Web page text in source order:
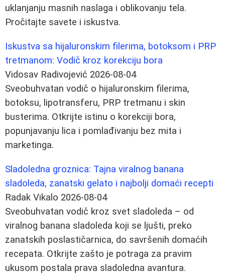
uklanjanju masnih naslaga i oblikovanju tela.
Pročitajte savete i iskustva.
Iskustva sa hijaluronskim filerima, botoksom i PRP
tretmanom: Vodič kroz korekciju bora
Vidosav Radivojević 2026-08-04
Sveobuhvatan vodič o hijaluronskim filerima,
botoksu, lipotransferu, PRP tretmanu i skin
busterima. Otkrijte istinu o korekciji bora,
popunjavanju lica i pomlađivanju bez mita i
marketinga.
Sladoledna groznica: Tajna viralnog banana
sladoleda, zanatski gelato i najbolji domaći recepti
Radak Vikalo 2026-08-04
Sveobuhvatan vodič kroz svet sladoleda – od
viralnog banana sladoleda koji se ljušti, preko
zanatskih poslastičarnica, do savršenih domaćih
recepata. Otkrijte zašto je potraga za pravim
ukusom postala prava sladoledna avantura.